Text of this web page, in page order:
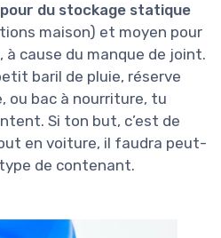
du stockage statique
maison) et moyen pour
cause du manque de joint.
baril de pluie, réserve
ou bac à nourriture, tu
Si ton but, c’est de
en voiture, il faudra peut-
de contenant.